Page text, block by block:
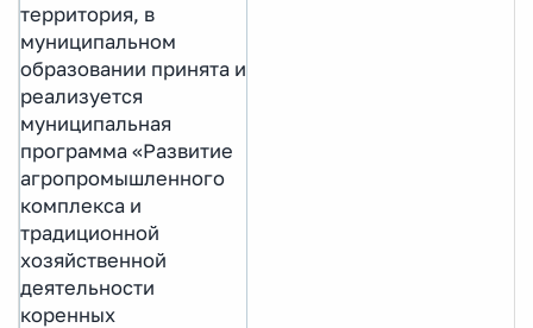
территория, в
муниципальном
образовании принята и
реализуется
муниципальная
программа «Развитие
агропромышленного
комплекса и
традиционной
хозяйственной
деятельности
коренных